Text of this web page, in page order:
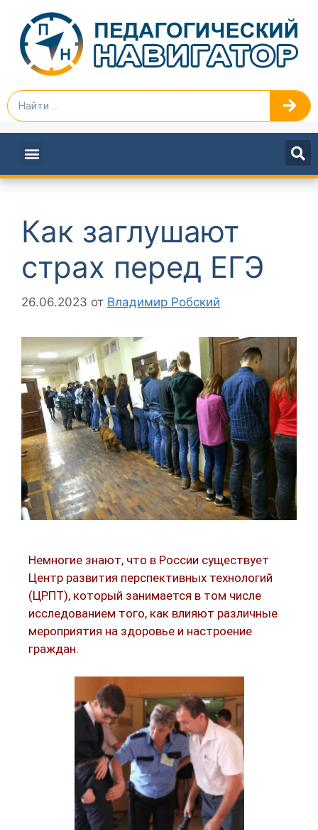
Как заглушают
страх перед ЕГЭ
26.06.2023 от Владимир Робский
Немногие знают, что в России существует
Центр развития перспективных технологий
(ЦРПТ), который занимается в том числе
исследованием того, как влияют различные
мероприятия на здоровье и настроение
граждан.